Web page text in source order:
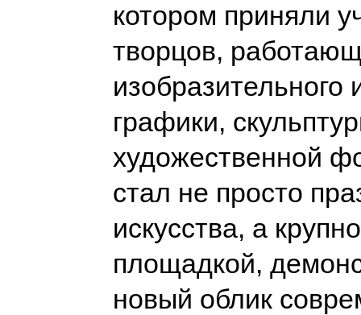
котором приняли
творцов,
изобразительного
графики,
художественной
стал не просто
искусства, а
площадкой,
новый облик